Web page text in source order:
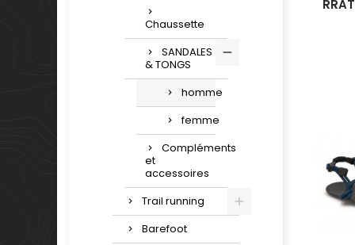
Chaussette
SANDALES
& TONGS
homme
femme
Compléments
et
accessoires
Trail running
Barefoot